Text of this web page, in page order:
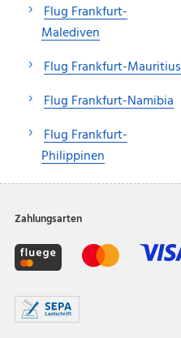
Flug Frankfurt-
Malediven
Flug Frankfurt-Mauritius
Flug Frankfurt-Namibia
Flug Frankfurt-
Philippinen